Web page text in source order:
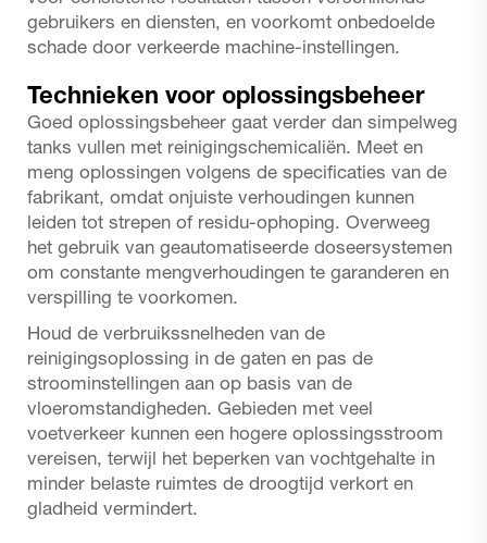
gebruikers en diensten, en voorkomt onbedoelde
schade door verkeerde machine-instellingen.
Technieken voor oplossingsbeheer
Goed oplossingsbeheer gaat verder dan simpelweg
tanks vullen met reinigingschemicaliën. Meet en
meng oplossingen volgens de specificaties van de
fabrikant, omdat onjuiste verhoudingen kunnen
leiden tot strepen of residu-ophoping. Overweeg
het gebruik van geautomatiseerde doseersystemen
om constante mengverhoudingen te garanderen en
verspilling te voorkomen.
Houd de verbruikssnelheden van de
reinigingsoplossing in de gaten en pas de
stroominstellingen aan op basis van de
vloeromstandigheden. Gebieden met veel
voetverkeer kunnen een hogere oplossingsstroom
vereisen, terwijl het beperken van vochtgehalte in
minder belaste ruimtes de droogtijd verkort en
gladheid vermindert.